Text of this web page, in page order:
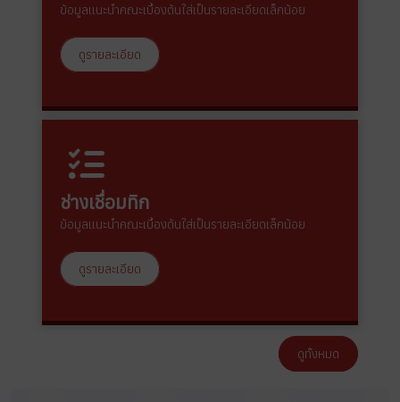
ข้อมูลแนะนำคณะเบื้องต้นใส่เป็นรายละเอียดเล็กน้อย
ดูรายละเอียด
ช่างเชื่อมทิก
ข้อมูลแนะนำคณะเบื้องต้นใส่เป็นรายละเอียดเล็กน้อย
ดูรายละเอียด
ดูทั้งหมด